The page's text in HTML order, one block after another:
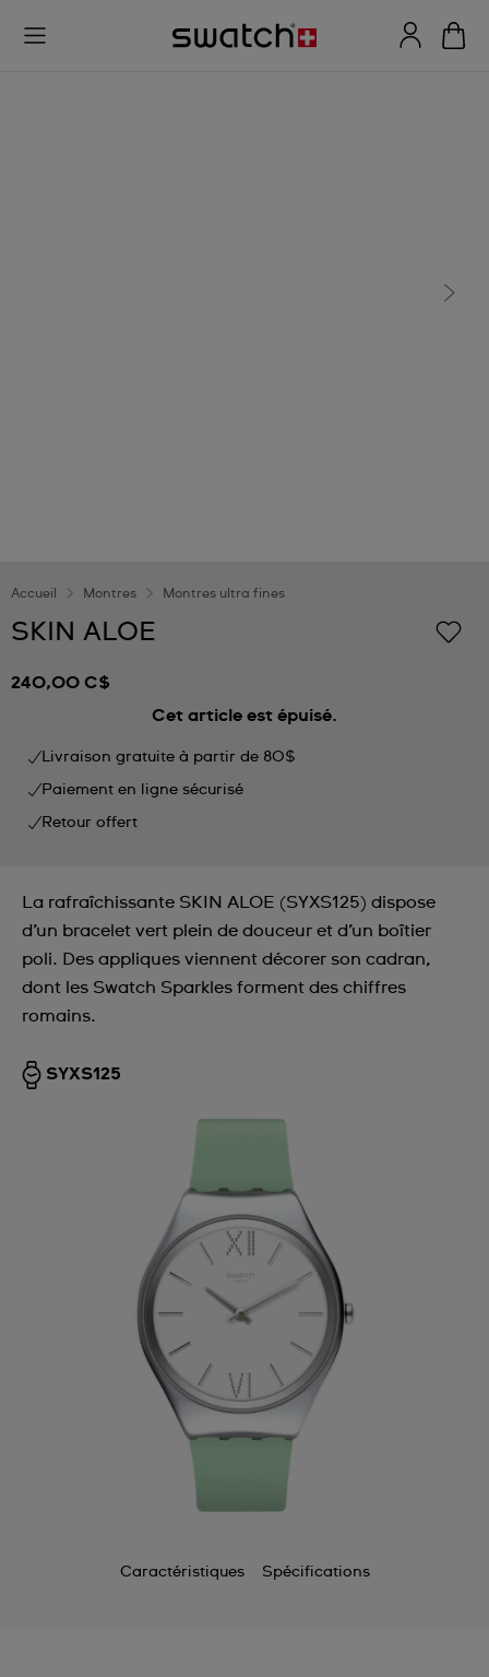
Accueil Montres Montres ultra fines
SKIN ALOE
240,00 C$
Cet article est épuisé.
Livraison gratuite à partir de 80$
Paiement en ligne sécurisé
Retour offert
La rafraîchissante SKIN ALOE (SYXS125) dispose
d’un bracelet vert plein de douceur et d’un boîtier
poli. Des appliques viennent décorer son cadran,
dont les Swatch Sparkles forment des chiffres
romains.
SYXS125
Caractéristiques Spécifications